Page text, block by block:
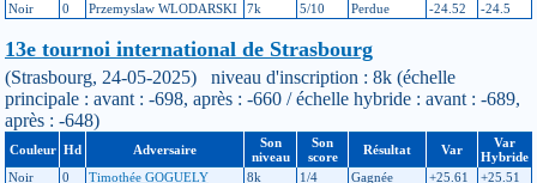
Noir
0 Przemyslaw WLODARSKI 7k 5/10 Perdue -24.52 -24.5
13e tournoi international de Strasbourg
(Strasbourg, 24-05-2025) niveau d'inscription : 8k (échelle
principale : avant : -698, après : -660 / échelle hybride : avant : -689,
après : -648)
Couleur Hd Adversaire
Son
niveau
Son
score
Résultat Var
Var
Hybride
Noir
0 Timothée GOGUELY 8k 1/4 Gagnée +25.61
+25.51